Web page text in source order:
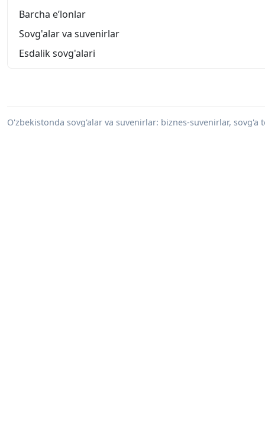
Barcha eʼlonlar
Sovg'alar va suvenirlar
Esdalik sovg'alari
O'zbekistonda sovg'alar va suvenirlar: biznes-suvenirlar,